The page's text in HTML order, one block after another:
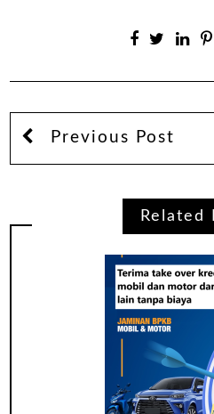
Previous Post
Related